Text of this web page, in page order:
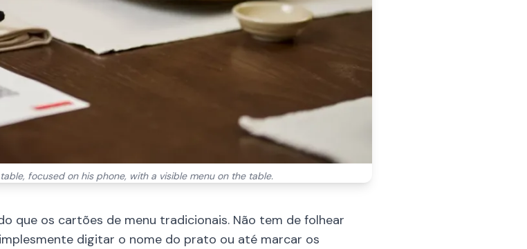
focused on his phone, with a visible menu on the table.
que os cartões de menu tradicionais. Não tem de folhear
digitar o nome do prato ou até marcar os